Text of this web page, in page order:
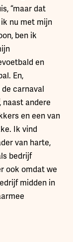
“maar dat
nu met mijn
ben ik
en
En,
carnaval
naast andere
en een van
Ik vind
van harte,
bedrijf
ook omdat we
midden in